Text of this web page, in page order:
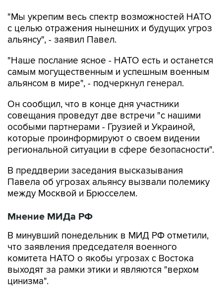
"Мы укрепим весь спектр возможностей НАТО
с целью отражения нынешних и будущих угроз
альянсу", - заявил Павел.
"Наше послание ясное - НАТО есть и останется
самым могущественным и успешным военным
альянсом в мире", - подчеркнул генерал.
Он сообщил, что в конце дня участники
совещания проведут две встречи "с нашими
особыми партнерами - Грузией и Украиной,
которые проинформируют о своем видении
региональной ситуации в сфере безопасности".
В преддверии заседания высказывания
Павела об угрозах альянсу вызвали полемику
между Москвой и Брюсселем.
Мнение МИДа РФ
В минувший понедельник в МИД РФ отметили,
что заявления председателя военного
комитета НАТО о якобы угрозах с Востока
выходят за рамки этики и являются "верхом
цинизма".